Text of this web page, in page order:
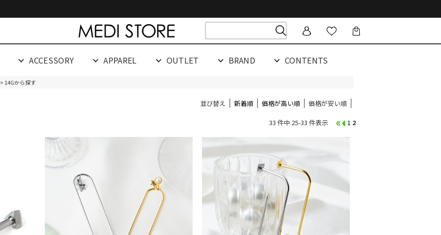
ACCESSORY APPAREL OUTLET BRAND CONTENTS
> 14Gから探す
並び替え 新着順 価格が高い順 価格が安い順
33 件中 25-33 件表示 1 2